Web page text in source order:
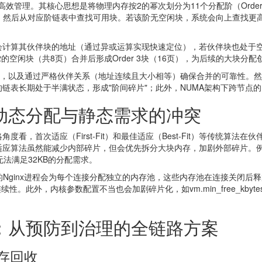
管理。其核心思想是将物理内存按2的幂次划分为11个分配阶（
后从对应阶链表中查找可用块。若该阶无空闲块，系统会向上查找
算其伙伴块的地址（通过异或运算实现快速定位），若伙伴块也处
空闲块（共8页）合并后形成Order 3块（16页），为后续的大块分配
以及通过严格伙伴关系（地址连续且大小相等）确保合并的可靠性。
表长期处于半满状态，形成"阶间碎片"；此外，NUMA架构下跨节点
分配与静态需求的冲突
度看，首次适应（First-Fit）和最佳适应（Best-Fit）等传统算法在
算法虽然能减少内部碎片，但会优先拆分大块内存，加剧外部碎片
满足32KB的分配需求。
Nginx进程会为每个连接分配独立的内存池，这些内存池在连接关闭后
性。此外，内核参数配置不当也会加剧碎片化，如
预防到治理的全链路方案
回收